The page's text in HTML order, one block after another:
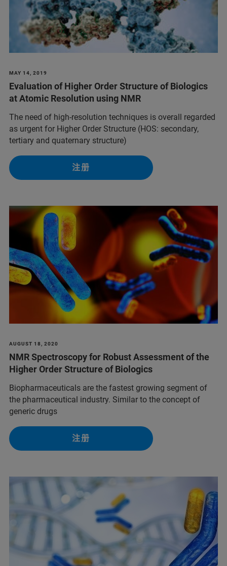
MAY 14, 2019
Evaluation of Higher Order Structure of Biologics
at Atomic Resolution using NMR
The need of high-resolution techniques is overall regarded
as urgent for Higher Order Structure (HOS: secondary,
tertiary and quaternary structure)
注册
AUGUST 18, 2020
NMR Spectroscopy for Robust Assessment of the
Higher Order Structure of Biologics
Biopharmaceuticals are the fastest growing segment of
the pharmaceutical industry. Similar to the concept of
generic drugs
注册